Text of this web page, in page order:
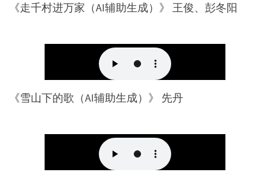
《走千村进万家（AI辅助生成）》 王俊、彭冬阳
《雪山下的歌（AI辅助生成）》 先丹